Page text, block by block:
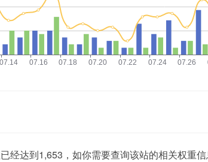
经达到1,653，如你需要查询该站的相关权重